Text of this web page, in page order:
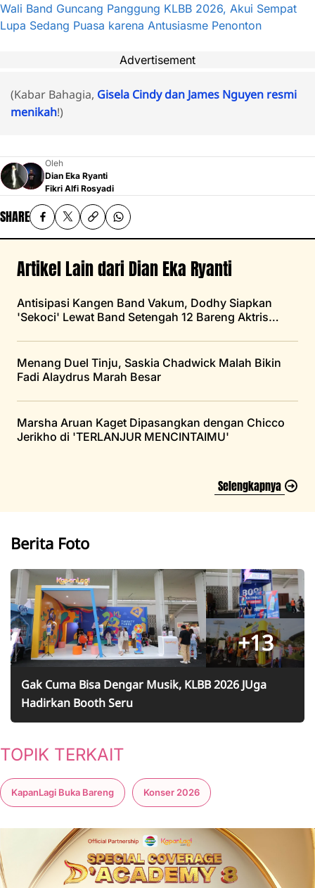
Wali Band Guncang Panggung KLBB 2026, Akui Sempat
Lupa Sedang Puasa karena Antusiasme Penonton
Advertisement
(Kabar Bahagia, Gisela Cindy dan James Nguyen resmi
menikah!)
Oleh
Dian Eka Ryanti
Fikri Alfi Rosyadi
SHARE
Artikel Lain dari Dian Eka Ryanti
Antisipasi Kangen Band Vakum, Dodhy Siapkan
'Sekoci' Lewat Band Setengah 12 Bareng Aktris
Menang Duel Tinju, Saskia Chadwick Malah Bikin
Fadi Alaydrus Marah Besar
Marsha Aruan Kaget Dipasangkan dengan Chicco
Jerikho di 'TERLANJUR MENCINTAIMU'
Selengkapnya
Berita Foto
+13
Gak Cuma Bisa Dengar Musik, KLBB 2026 JUga
Hadirkan Booth Seru
TOPIK TERKAIT
KapanLagi Buka Bareng Konser 2026